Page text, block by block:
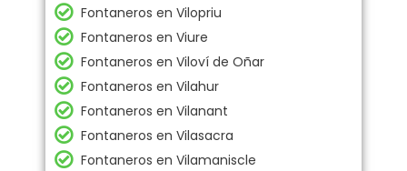
Fontaneros en Vilopriu
Fontaneros en Viure
Fontaneros en Viloví de Oñar
Fontaneros en Vilahur
Fontaneros en Vilanant
Fontaneros en Vilasacra
Fontaneros en Vilamaniscle